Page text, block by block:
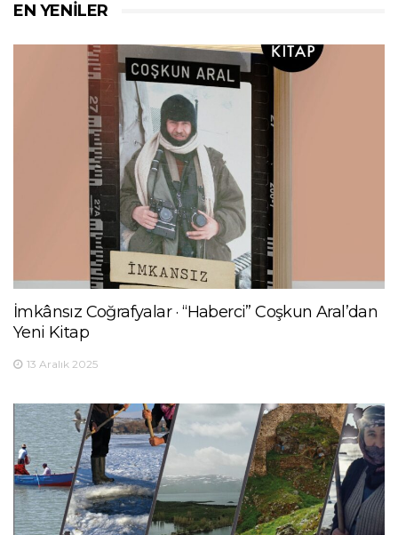
EN YENILER
İmkânsız Coğrafyalar · “Haberci” Coşkun Aral’dan
Yeni Kitap
13 Aralık 2025